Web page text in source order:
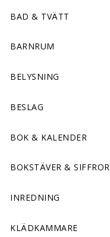
BAD & TVÄTT
BARNRUM
BELYSNING
BESLAG
BOK & KALENDER
BOKSTÄVER & SIFFROR
INREDNING
KLÄDKAMMARE